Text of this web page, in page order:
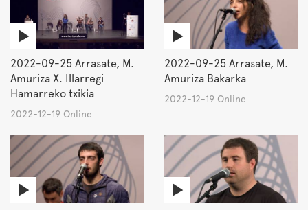
2022-09-25 Arrasate, M.
Amuriza X. Illarregi
Hamarreko txikia
2022-12-19 Online
2022-09-25 Arrasate, M.
Amuriza Bakarka
2022-12-19 Online